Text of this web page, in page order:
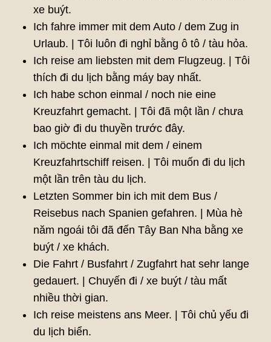
xe buýt.
Ich fahre immer mit dem Auto / dem Zug in
Urlaub. | Tôi luôn đi nghỉ bằng ô tô / tàu hỏa.
Ich reise am liebsten mit dem Flugzeug. | Tôi
thích đi du lịch bằng máy bay nhất.
Ich habe schon einmal / noch nie eine
Kreuzfahrt gemacht. | Tôi đã một lần / chưa
bao giờ đi du thuyền trước đây.
Ich möchte einmal mit dem / einem
Kreuzfahrtschiff reisen. | Tôi muốn đi du lịch
một lần trên tàu du lịch.
Letzten Sommer bin ich mit dem Bus /
Reisebus nach Spanien gefahren. | Mùa hè
năm ngoái tôi đã đến Tây Ban Nha bằng xe
buýt / xe khách.
Die Fahrt / Busfahrt / Zugfahrt hat sehr lange
gedauert. | Chuyến đi / xe buýt / tàu mất
nhiều thời gian.
Ich reise meistens ans Meer. | Tôi chủ yếu đi
du lịch biển.